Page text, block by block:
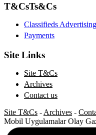
T&CsTs&Cs
Classifieds Advertising
Payments
Site Links
Site T&Cs
Archives
Contact us
Site T&Cs - Archives -
Mobil Uygulamalar Olay